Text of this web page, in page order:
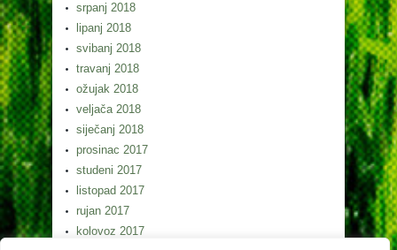
srpanj 2018
lipanj 2018
svibanj 2018
travanj 2018
ožujak 2018
veljača 2018
siječanj 2018
prosinac 2017
studeni 2017
listopad 2017
rujan 2017
kolovoz 2017